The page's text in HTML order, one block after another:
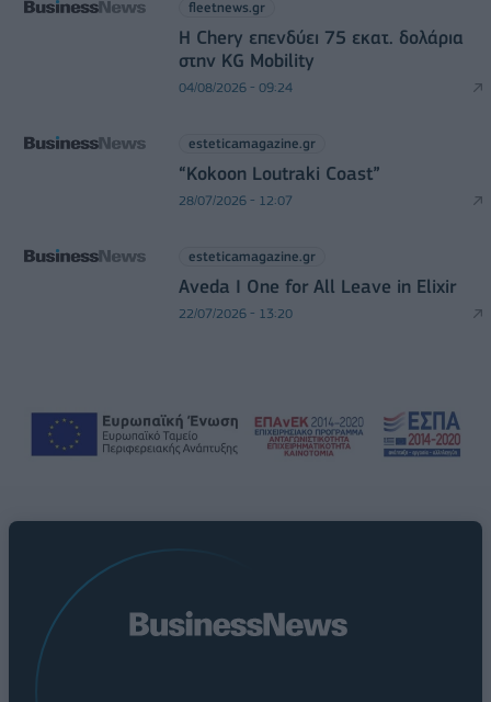
fleetnews.gr
Η Chery επενδύει 75 εκατ. δολάρια
στην KG Mobility
04/08/2026 - 09:24
esteticamagazine.gr
“Kokoon Loutraki Coast”
28/07/2026 - 12:07
esteticamagazine.gr
Aveda I One for All Leave in Elixir
22/07/2026 - 13:20